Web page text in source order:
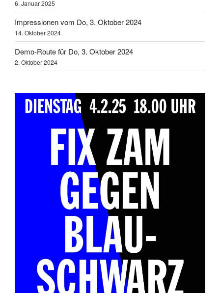
6. Januar 2025
Impressionen vom Do, 3. Oktober 2024
14. Oktober 2024
Demo-Route für Do, 3. Oktober 2024
2. Oktober 2024